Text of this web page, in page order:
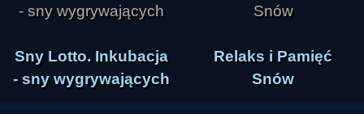
Sny Lotto. Inkubacja
- sny wygrywających
Relaks i Pamięć
Snów